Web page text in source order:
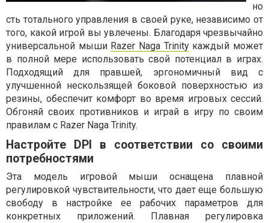
но
сть тотального управления в своей руке, независимо от
того, какой игрой вы увлечены. Благодаря чрезвычайно
универсальной мыши Razer Naga Trinityкаждый может
в полной мере использовать свой потенциал в играх.
Подходящий для правшей, эргономичный вид с
улучшенной нескользящей боковой поверхностью из
резины, обеспечит комфорт во время игровых сессий.
Обгоняй своих противников и играй в игру по своим
правилам с Razer Naga Trinity.
Настройте DPI в соответствии со своими
потребностями
Эта модель игровой мыши оснащена плавной
регулировкой чувствительности, что дает еще большую
свободу в настройке ее рабочих параметров для
конкретных приложений. Плавная регулировка